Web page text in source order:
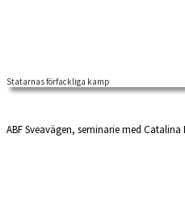
Statarnas förfackliga kamp
ABF Sveavägen, seminarie med